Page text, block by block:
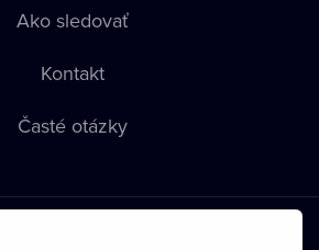
Ako sledovať
Kontakt
Časté otázky